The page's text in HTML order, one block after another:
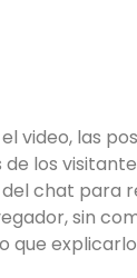
video, las
los
chat para
sin
que